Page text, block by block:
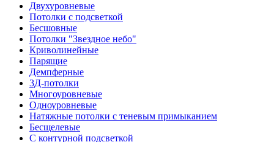
Двухуровневые
Потолки с подсветкой
Бесшовные
Потолки "Звездное небо"
Криволинейные
Парящие
Демпферные
3Д-потолки
Многоуровневые
Одноуровневые
Натяжные потолки с теневым примыканием
Бесщелевые
С контурной подсветкой